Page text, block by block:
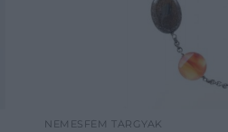
NEMESFÉM TÁRGYAK